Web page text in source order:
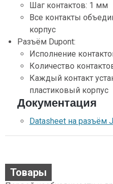
Шаг контактов: 1 мм
Все контакты
корпус
Разъём Dupont:
Исполнение
Количество
Каждый контакт
пластиковый корпус
Документация
Datasheet на разъём
Товары